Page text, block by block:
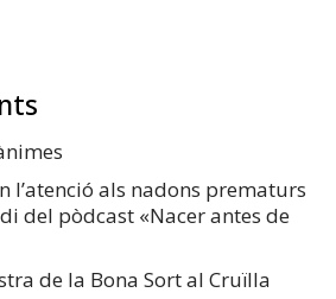
l’atenció als nadons prematurs
del pòdcast «Nacer antes de
de la Bona Sort al Cruïlla